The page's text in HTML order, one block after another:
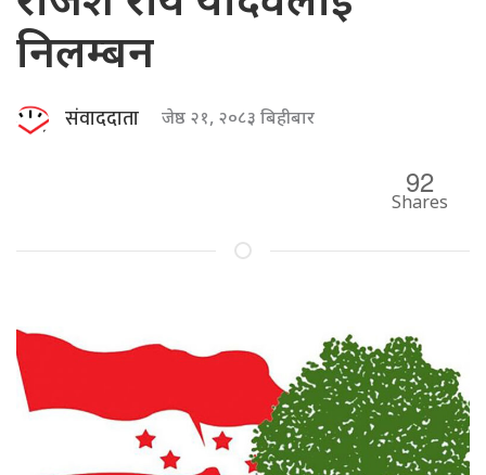
निलम्बन
संवाददाता जेष्ठ २१, २०८३ बिहीबार
92
Shares